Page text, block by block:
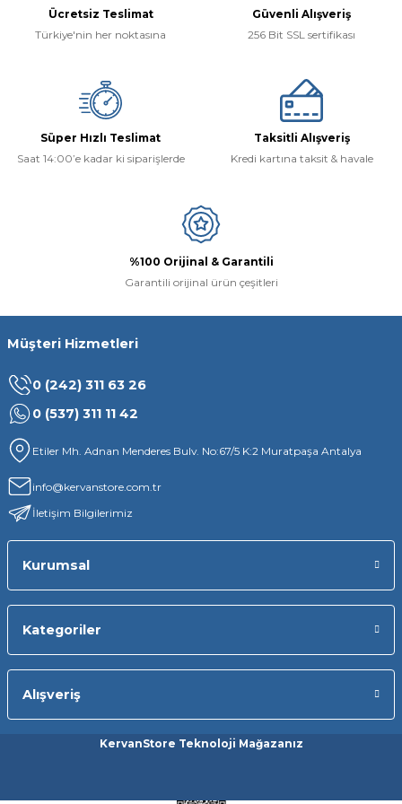
Ücretsiz Teslimat
Türkiye'nin her noktasına
Güvenli Alışveriş
256 Bit SSL sertifikası
Süper Hızlı Teslimat
Saat 14:00’e kadar ki siparişlerde
Taksitli Alışveriş
Kredi kartına taksit & havale
%100 Orijinal & Garantili
Garantili orijinal ürün çeşitleri
Müşteri Hizmetleri
0 (242) 311 63 26
0 (537) 311 11 42
Etiler Mh. Adnan Menderes Bulv. No:67/5 K:2 Muratpaşa Antalya
info@kervanstore.com.tr
İletişim Bilgilerimiz
Kurumsal
Kategoriler
Alışveriş
KervanStore Teknoloji Mağazanız